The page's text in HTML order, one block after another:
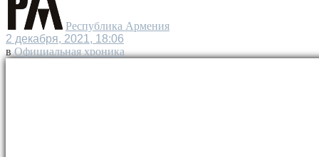
Республика Армения
2 декабря, 2021, 18:06
в Официальная хроника